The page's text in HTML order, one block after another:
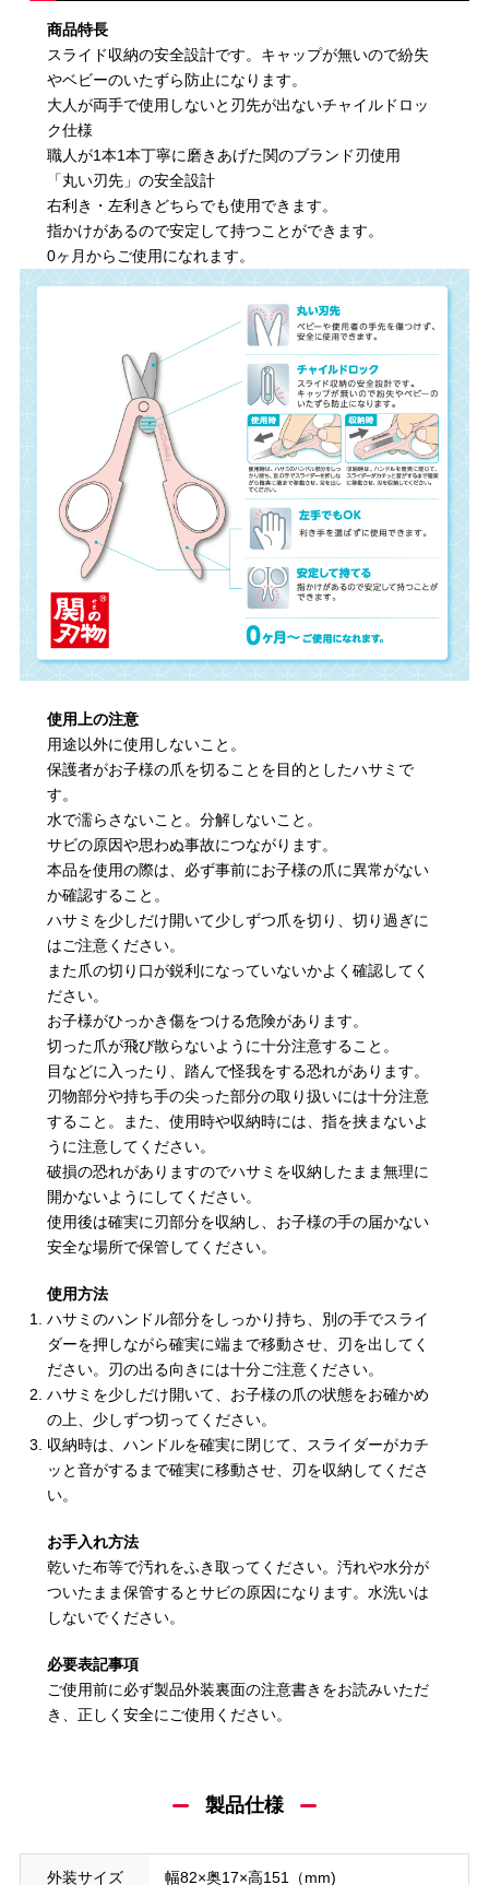
商品特長
スライド収納の安全設計です。キャップが無いので紛失
やベビーのいたずら防止になります。
大人が両手で使用しないと刃先が出ないチャイルドロッ
ク仕様
職人が1本1本丁寧に磨きあげた関のブランド刃使用
「丸い刃先」の安全設計
右利き・左利きどちらでも使用できます。
指かけがあるので安定して持つことができます。
0ヶ月からご使用になれます。
使用上の注意
用途以外に使用しないこと。
保護者がお子様の爪を切ることを目的としたハサミで
す。
水で濡らさないこと。分解しないこと。
サビの原因や思わぬ事故につながります。
本品を使用の際は、必ず事前にお子様の爪に異常がない
か確認すること。
ハサミを少しだけ開いて少しずつ爪を切り、切り過ぎに
はご注意ください。
また爪の切り口が鋭利になっていないかよく確認してく
ださい。
お子様がひっかき傷をつける危険があります。
切った爪が飛び散らないように十分注意すること。
目などに入ったり、踏んで怪我をする恐れがあります。
刃物部分や持ち手の尖った部分の取り扱いには十分注意
すること。また、使用時や収納時には、指を挟まないよ
うに注意してください。
破損の恐れがありますのでハサミを収納したまま無理に
開かないようにしてください。
使用後は確実に刃部分を収納し、お子様の手の届かない
安全な場所で保管してください。
使用方法
ハサミのハンドル部分をしっかり持ち、別の手でスライ
ダーを押しながら確実に端まで移動させ、刃を出してく
ださい。刃の出る向きには十分ご注意ください。
ハサミを少しだけ開いて、お子様の爪の状態をお確かめ
の上、少しずつ切ってください。
収納時は、ハンドルを確実に閉じて、スライダーがカチ
ッと音がするまで確実に移動させ、刃を収納してくださ
い。
お手入れ方法
乾いた布等で汚れをふき取ってください。汚れや水分が
ついたまま保管するとサビの原因になります。水洗いは
しないでください。
必要表記事項
ご使用前に必ず製品外装裏面の注意書きをお読みいただ
き、正しく安全にご使用ください。
製品仕様
外装サイズ 幅82×奥17×高151（mm)